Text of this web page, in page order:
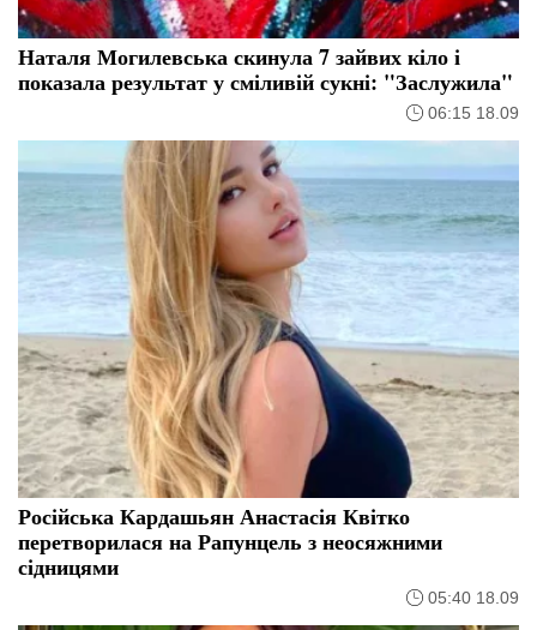
Наталя Могилевська скинула 7 зайвих кіло і
показала результат у сміливій сукні: "Заслужила"
06:15 18.09
Російська Кардашьян Анастасія Квітко
перетворилася на Рапунцель з неосяжними
сідницями
05:40 18.09